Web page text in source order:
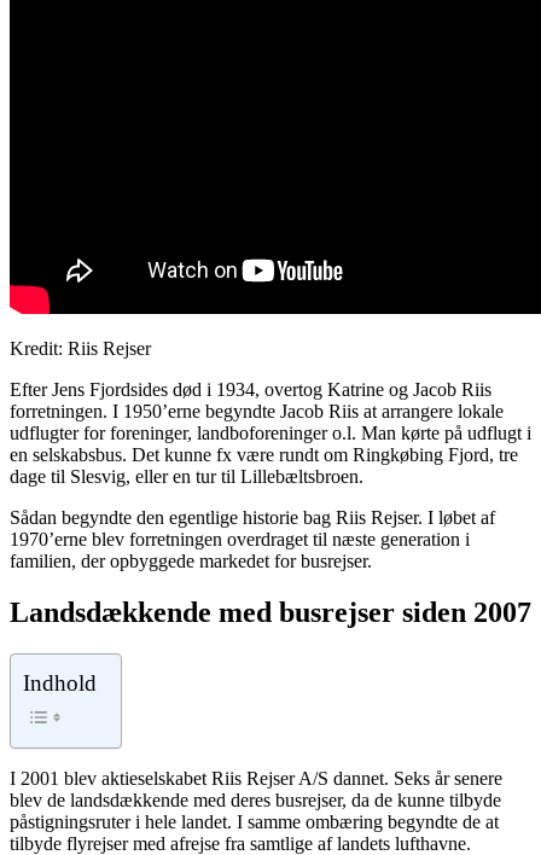
Kredit: Riis Rejser
Efter Jens Fjordsides død i 1934, overtog Katrine og Jacob Riis
forretningen. I 1950’erne begyndte Jacob Riis at arrangere lokale
udflugter for foreninger, landboforeninger o.l. Man kørte på udflugt i
en selskabsbus. Det kunne fx være rundt om Ringkøbing Fjord, tre
dage til Slesvig, eller en tur til Lillebæltsbroen.
Sådan begyndte den egentlige historie bag Riis Rejser. I løbet af
1970’erne blev forretningen overdraget til næste generation i
familien, der opbyggede markedet for busrejser.
Landsdækkende med busrejser siden 2007
Indhold
I 2001 blev aktieselskabet Riis Rejser A/S dannet. Seks år senere
blev de landsdækkende med deres busrejser, da de kunne tilbyde
påstigningsruter i hele landet. I samme ombæring begyndte de at
tilbyde flyrejser med afrejse fra samtlige af landets lufthavne.